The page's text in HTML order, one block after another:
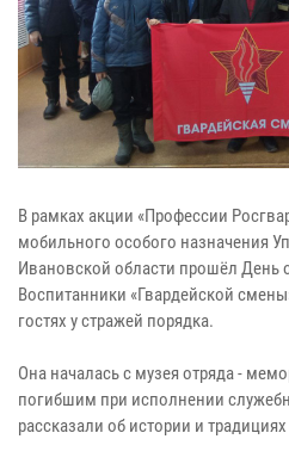
В рамках акции «Профессии
мобильного особого назначения
Ивановской области прошёл День
Воспитанники «Гвардейской
гостях у стражей порядка.
Она началась с музея отряда -
погибшим при исполнении
рассказали об истории и